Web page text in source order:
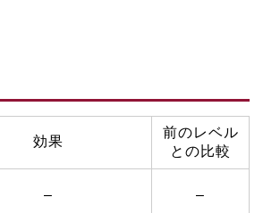
効果
前のレベル
との比較
– –